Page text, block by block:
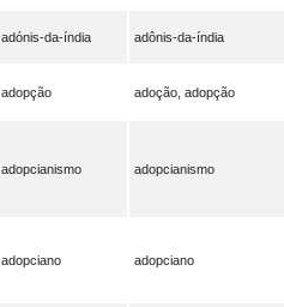
adónis-da-índia adônis-da-índia
adopção adoção, adopção
adopcianismo adopcianismo
adopciano adopciano